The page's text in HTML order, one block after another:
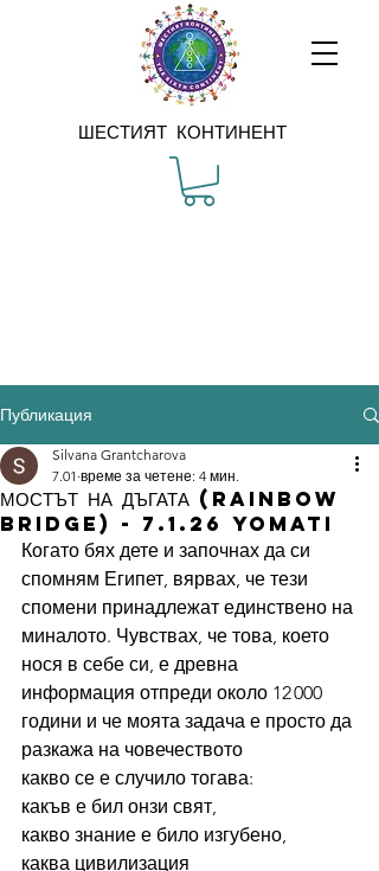
ШЕСТИЯТ КОНТИНЕНТ
Публикация
МОСТЪТ НА ДЪГАТА (RAINBOW
BRIDGE) - 7.1.26 yomati
Silvana Grantcharova
7.01 време за четене: 4 мин.
Когато бях дете и започнах да си
спомням Египет, вярвах, че тези
спомени принадлежат единствено на
миналото. Чувствах, че това, което
нося в себе си, е древна
информация отпреди около 12 000
години и че моята задача е просто да
разкажа на човечеството
какво се е случило тогава:
какъв е бил онзи свят,
какво знание е било изгубено,
каква цивилизация